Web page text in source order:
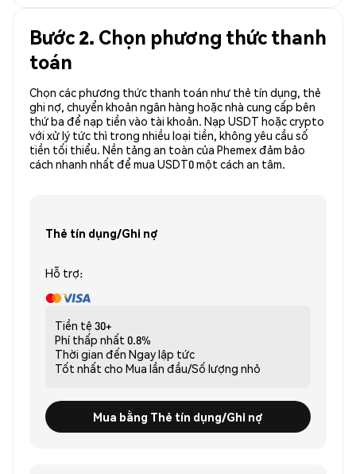
Bước 2. Chọn phương thức thanh
toán
Chọn các phương thức thanh toán như thẻ tín dụng, thẻ
ghi nợ, chuyển khoản ngân hàng hoặc nhà cung cấp bên
thứ ba để nạp tiền vào tài khoản. Nạp USDT hoặc crypto
với xử lý tức thì trong nhiều loại tiền, không yêu cầu số
tiền tối thiểu. Nền tảng an toàn của Phemex đảm bảo
cách nhanh nhất để mua USDT0 một cách an tâm.
Thẻ tín dụng/Ghi nợ
Hỗ trợ:
Tiền tệ 30+
Phí thấp nhất 0.8%
Thời gian đến Ngay lập tức
Tốt nhất cho Mua lần đầu/Số lượng nhỏ
Mua bằng Thẻ tín dụng/Ghi nợ